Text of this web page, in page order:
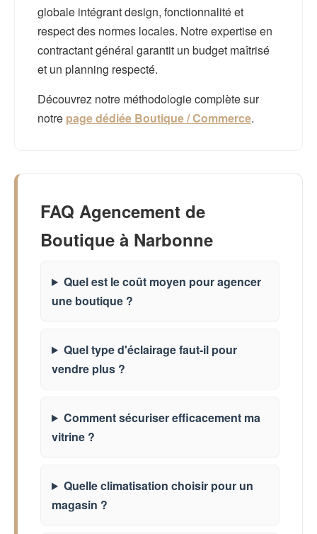
globale intégrant design, fonctionnalité et
respect des normes locales. Notre expertise en
contractant général garantit un budget maîtrisé
et un planning respecté.
Découvrez notre méthodologie complète sur
notre page dédiée Boutique / Commerce.
FAQ Agencement de
Boutique à Narbonne
Quel est le coût moyen pour agencer
une boutique ?
Quel type d'éclairage faut-il pour
vendre plus ?
Comment sécuriser efficacement ma
vitrine ?
Quelle climatisation choisir pour un
magasin ?